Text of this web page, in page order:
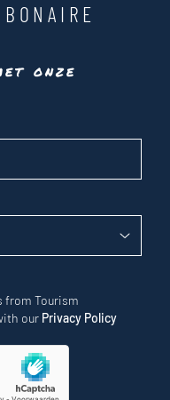
onze
from Tourism
our Privacy Policy